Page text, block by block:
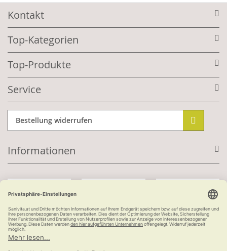
Kontakt
Top-Kategorien
Top-Produkte
Service
Bestellung widerrufen
Informationen
Kauf auf Rechnung